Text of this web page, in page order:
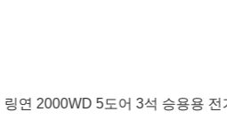
링연 2000WD 5도어 3석 승용용 전